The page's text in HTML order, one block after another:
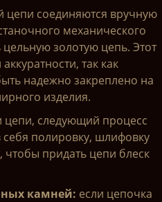
цепи соединяются вручную
механического
золотую цепь. Этот
так как
надежно закреплено на
изделия.
цепи, следующий процесс
себя полировку, шлифовку
придать цепи блеск
камней: если цепочка